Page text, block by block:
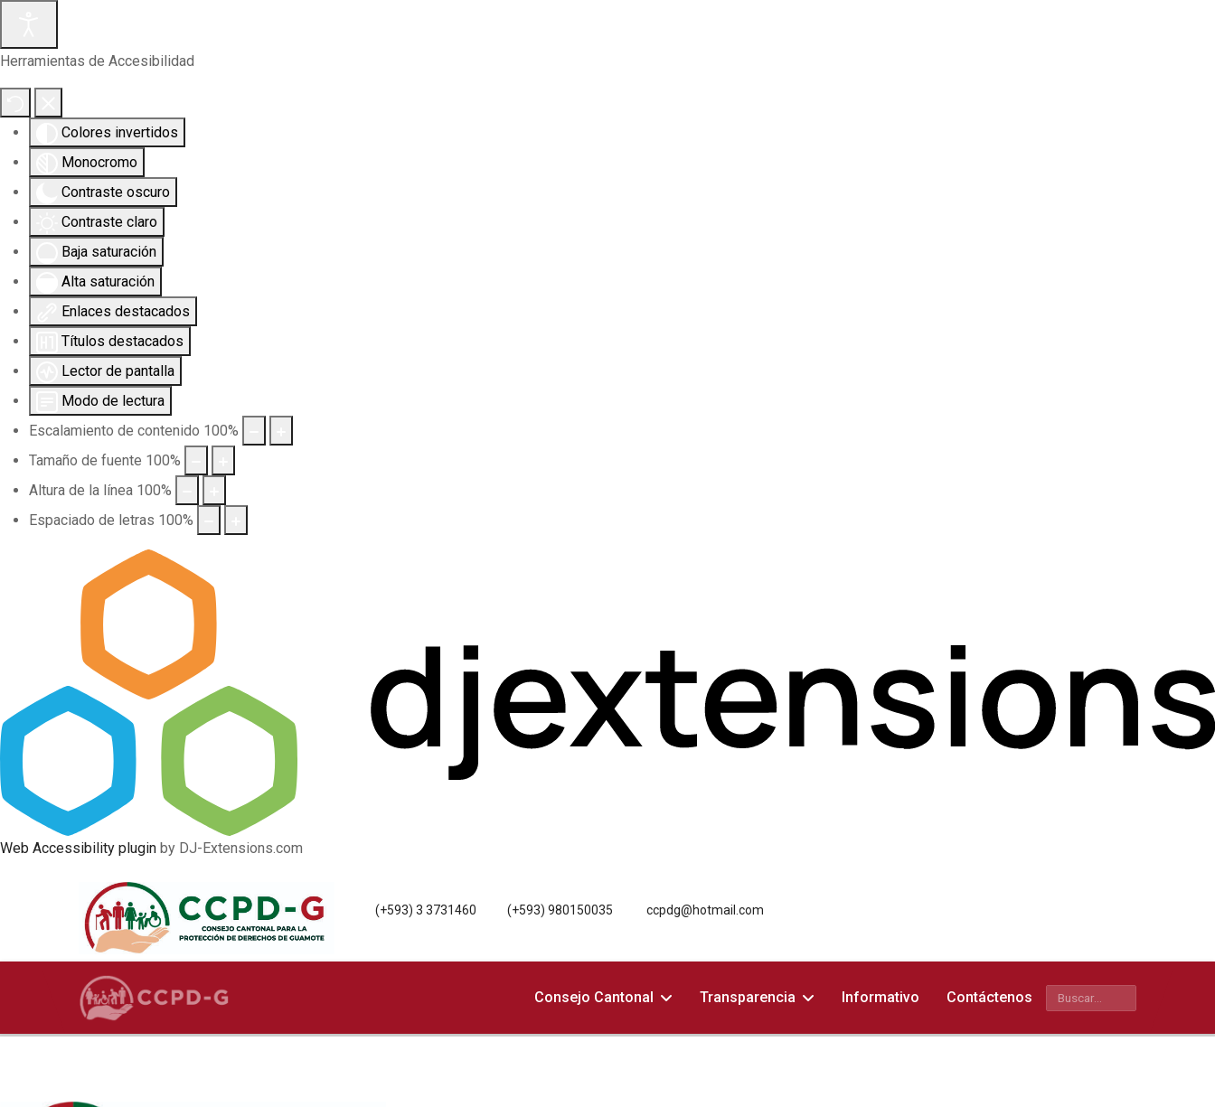
Herramientas de Accesibilidad
Colores invertidos
Monocromo
Contraste oscuro
Contraste claro
Baja saturación
Alta saturación
Enlaces destacados
Títulos destacados
Lector de pantalla
Modo de lectura
Escalamiento de contenido 100%
Tamaño de fuente 100%
Altura de la línea 100%
Espaciado de letras 100%
Web Accessibility plugin by DJ-Extensions.com
(+593) 3 3731460 (+593) 980150035 ccpdg@hotmail.com
Consejo Cantonal Transparencia Informativo Contáctenos Buscar